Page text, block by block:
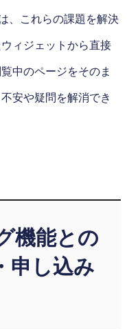
、これらの課題を解決
ィジェットから直接
中のページをそのま
安や疑問を解消でき
機能との
申し込み